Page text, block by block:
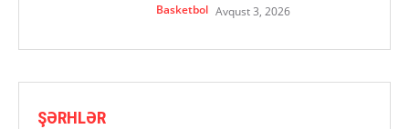
Basketbol Avqust 3, 2026
ŞƏRHLƏR